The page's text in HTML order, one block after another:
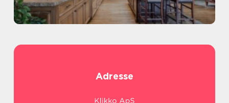
Adresse